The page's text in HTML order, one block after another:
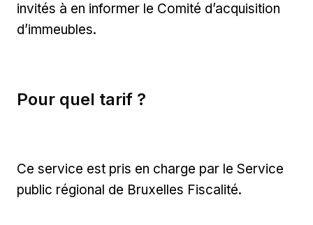
invités à en informer le Comité d’acquisition
d’immeubles.
Pour quel tarif ?
Ce service est pris en charge par le Service
public régional de Bruxelles Fiscalité.